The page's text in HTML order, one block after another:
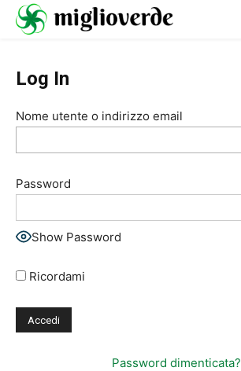
Log In
Nome utente o indirizzo email
Password
Show Password
Ricordami
Password dimenticata?